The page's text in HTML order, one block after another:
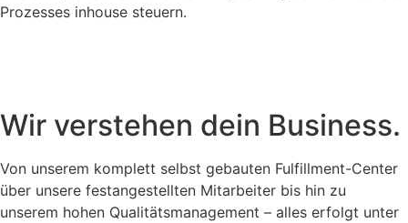
Prozesses inhouse steuern.
Wir verstehen dein Business.
Von unserem komplett selbst gebauten Fulfillment-Center
über unsere festangestellten Mitarbeiter bis hin zu
unserem hohen Qualitätsmanagement – alles erfolgt unter